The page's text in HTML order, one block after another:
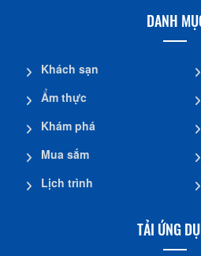
DANH
Khách sạn
Ẩm thực
Khám phá
Mua sắm
Lịch trình
TẢI ỨNG